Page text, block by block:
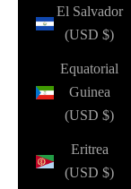
El Salvador
(USD $)
Equatorial
Guinea
(USD $)
Eritrea
(USD $)